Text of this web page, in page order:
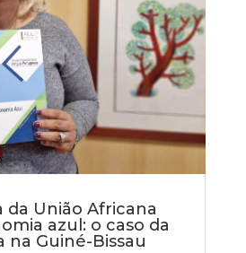
da União Africana
azul: o caso da
na Guiné-Bissau